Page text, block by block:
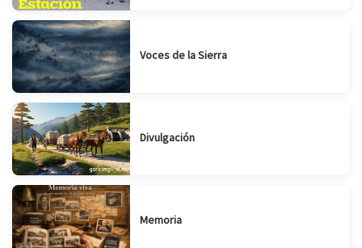
Voces de la Sierra
Divulgación
Memoria